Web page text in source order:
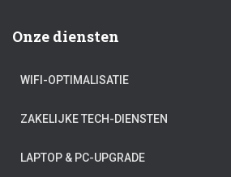
Onze diensten
WIFI-OPTIMALISATIE
ZAKELIJKE TECH-DIENSTEN
LAPTOP & PC-UPGRADE